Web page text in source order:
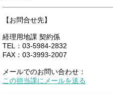
【お問合せ先】
経理用地課 契約係
TEL：03-5984-2832
FAX：03-3993-2007
メールでのお問い合わせ：
この担当課にメールを送る